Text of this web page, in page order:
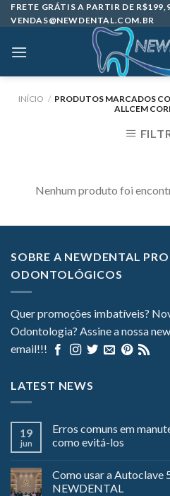
Skip
to
FRETE GRÁTIS A PARTIR DE
VENDAS@NEWDENTAL.COM.BR
INÍCIO / PRODUTOS MARCADOS
ALLCEM
Nenhum produto foi
SOBRE A NEWDENTAL
ODONTOLÓGICOS
Quer promoções imbatíveis?
Odontologia? Assine a nossa
email!!!
LATEST NEWS
19
jun
Erros comuns em
como evitá-los
Como usar a Autoclave
NEWDENTAL